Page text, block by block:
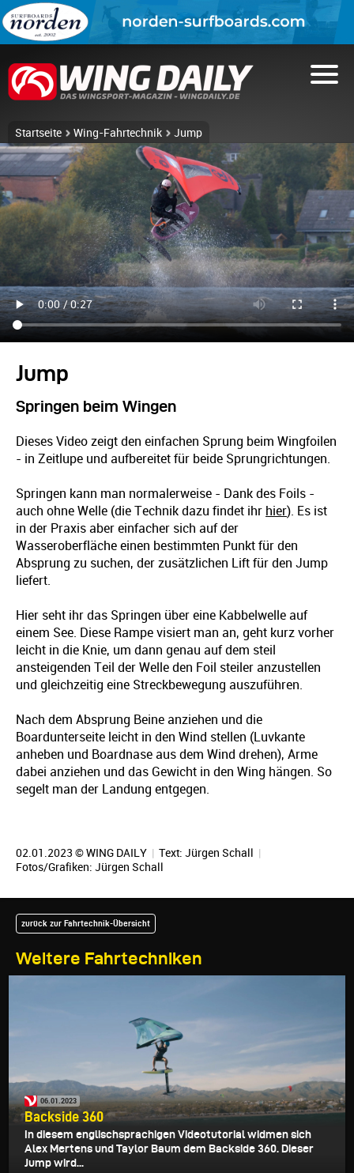
Startseite Wing-Fahrtechnik Jump
Jump
Springen beim Wingen
Dieses Video zeigt den einfachen Sprung beim Wingfoilen
- in Zeitlupe und aufbereitet für beide Sprungrichtungen.
Springen kann man normalerweise - Dank des Foils -
auch ohne Welle (die Technik dazu findet ihr hier). Es ist
in der Praxis aber einfacher sich auf der
Wasseroberfläche einen bestimmten Punkt für den
Absprung zu suchen, der zusätzlichen Lift für den Jump
liefert.
Hier seht ihr das Springen über eine Kabbelwelle auf
einem See. Diese Rampe visiert man an, geht kurz vorher
leicht in die Knie, um dann genau auf dem steil
ansteigenden Teil der Welle den Foil steiler anzustellen
und gleichzeitig eine Streckbewegung auszuführen.
Nach dem Absprung Beine anziehen und die
Boardunterseite leicht in den Wind stellen (Luvkante
anheben und Boardnase aus dem Wind drehen), Arme
dabei anziehen und das Gewicht in den Wing hängen. So
segelt man der Landung entgegen.
02.01.2023 © WING DAILY | Text: Jürgen Schall |
Fotos/Grafiken: Jürgen Schall
Weitere Fahrtechniken
zurück zur Fahrtechnik-Übersicht
06.01.2023
Backside 360
In diesem englischsprachigen Videotutorial widmen sich
Alex Mertens und Taylor Baum dem Backside 360. Dieser
Jump wird...